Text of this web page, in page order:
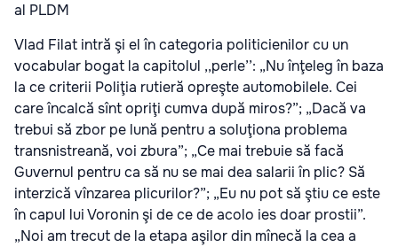
al PLDM
Vlad Filat intră şi el în categoria politicienilor cu un
vocabular bogat la capitolul ,,perle’’: „Nu înţeleg în baza
la ce criterii Poliţia rutieră opreşte automobilele. Cei
care încalcă sînt opriţi cumva după miros?”; „Dacă va
trebui să zbor pe lună pentru a soluţiona problema
transnistreană, voi zbura”; „Ce mai trebuie să facă
Guvernul pentru ca să nu se mai dea salarii în plic? Să
interzică vînzarea plicurilor?”; „Eu nu pot să ştiu ce este
în capul lui Voronin şi de ce de acolo ies doar prostii”.
„Noi am trecut de la etapa aşilor din mînecă la cea a